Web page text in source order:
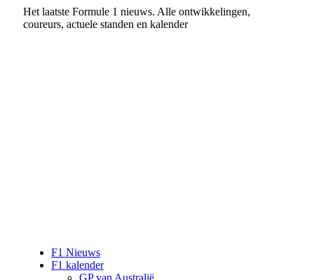
Het laatste Formule 1 nieuws. Alle ontwikkelingen,
coureurs, actuele standen en kalender
F1 Nieuws
F1 kalender
GP van Australië